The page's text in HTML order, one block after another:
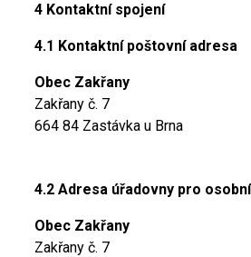
4 Kontaktní spojení
4.1 Kontaktní poštovní adresa
Obec Zakřany
Zakřany č. 7
664 84 Zastávka u Brna
4.2 Adresa úřadovny pro
Obec Zakřany
Zakřany č. 7